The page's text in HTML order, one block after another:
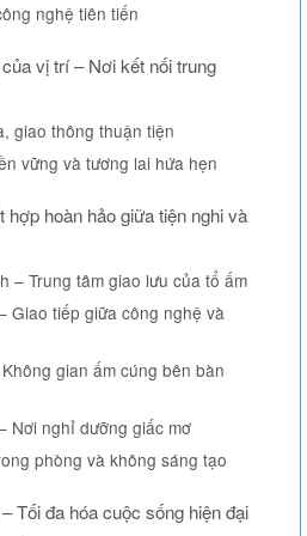
nghệ tiên tiến
vị trí – Nơi kết nối trung
giao thông thuận tiện
vững và tương lai hứa hẹn
hợp hoàn hảo giữa tiện nghi và
– Trung tâm giao lưu của tổ ấm
Giao tiếp giữa công nghệ và
gian ấm cúng bên bàn
Nơi nghỉ dưỡng giấc mơ
phòng và không sáng tạo
Tối đa hóa cuộc sống hiện đại